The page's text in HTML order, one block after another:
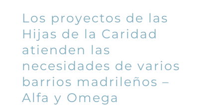
Los proyectos de las
Hijas de la Caridad
atienden las
necesidades de varios
barrios madrileños –
Alfa y Omega